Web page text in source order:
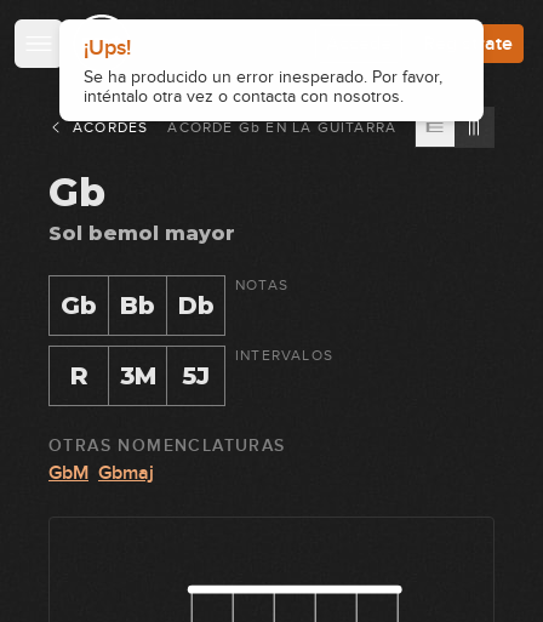
Regístrate
ACORDES ACORDE Gb EN LA GUITARRA
Gb
Sol bemol mayor
Gb Bb Db
NOTAS
R 3M 5J
INTERVALOS
OTRAS NOMENCLATURAS
GbM Gbmaj